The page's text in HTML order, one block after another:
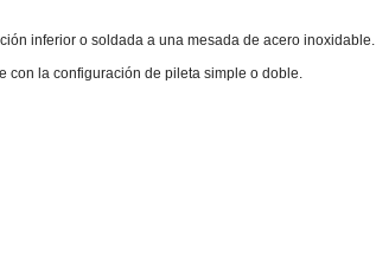
inferior o soldada a una mesada de acero inoxidable.
con la configuración de pileta simple o doble.